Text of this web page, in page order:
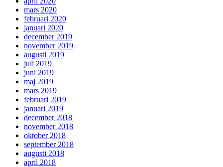
mars 2020
februari 2020
januari 2020
december 2019
november 2019
augusti 2019
juli 2019
juni 2019
maj 2019
mars 2019
februari 2019
januari 2019
december 2018
november 2018
oktober 2018
september 2018
augusti 2018
april 2018